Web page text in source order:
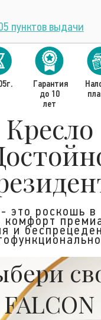
пунктов выдачи
Гарантия
до 10
лет
Кресло
- это роскошь
комфорт
и
FALCON